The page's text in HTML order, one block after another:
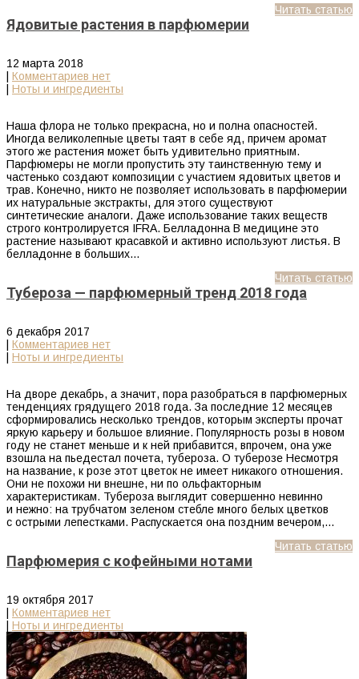
Читать статью
Ядовитые растения в парфюмерии
12 марта 2018
Комментариев нет
Ноты и ингредиенты
Наша флора не только прекрасна, но и полна опасностей.
Иногда великолепные цветы таят в себе яд, причем аромат
этого же растения может быть удивительно приятным.
Парфюмеры не могли пропустить эту таинственную тему и
частенько создают композиции с участием ядовитых цветов и
трав. Конечно, никто не позволяет использовать в парфюмерии
их натуральные экстракты, для этого существуют
синтетические аналоги. Даже использование таких веществ
строго контролируется IFRA. Белладонна В медицине это
растение называют красавкой и активно используют листья. В
белладонне в больших…
Читать статью
Тубероза — парфюмерный тренд 2018 года
6 декабря 2017
Комментариев нет
Ноты и ингредиенты
На дворе декабрь, а значит, пора разобраться в парфюмерных
тенденциях грядущего 2018 года. За последние 12 месяцев
сформировались несколько трендов, которым эксперты прочат
яркую карьеру и большое влияние. Популярность розы в новом
году не станет меньше и к ней прибавится, впрочем, она уже
взошла на пьедестал почета, тубероза. О туберозе Несмотря
на название, к розе этот цветок не имеет никакого отношения.
Они не похожи ни внешне, ни по ольфакторным
характеристикам. Тубероза выглядит совершенно невинно
и нежно: на трубчатом зеленом стебле много белых цветков
с острыми лепестками. Распускается она поздним вечером,…
Читать статью
Парфюмерия с кофейными нотами
19 октября 2017
Комментариев нет
Ноты и ингредиенты